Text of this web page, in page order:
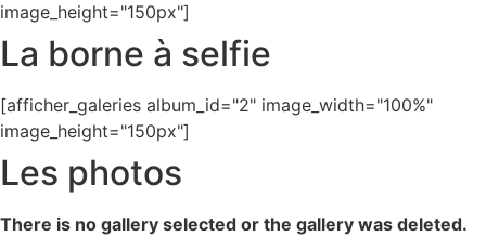
image_height="150px"]
La borne à selfie
[afficher_galeries album_id="2" image_width="100%"
image_height="150px"]
Les photos
There is no gallery selected or the gallery was deleted.